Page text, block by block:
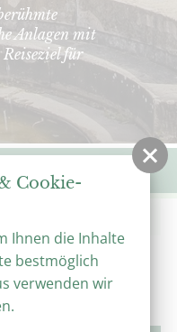
Anlagen mit
für
Cookie-
Ihnen die Inhalte
bestmöglich
verwenden wir